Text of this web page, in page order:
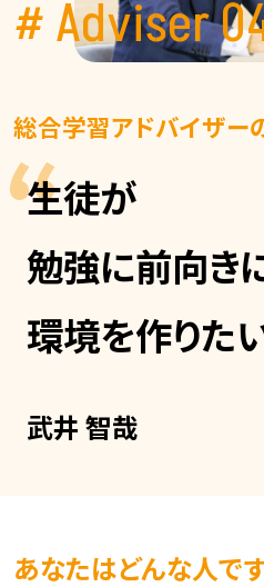
# Adviser
総合学習アドバイザー
生徒が
勉強に前向き
環境を作りた
武井 智哉
あなたはどんな人で